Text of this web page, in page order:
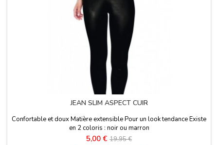
JEAN SLIM ASPECT CUIR
Confortable et doux Matière extensible Pour un look tendance Existe
en 2 coloris : noir ou marron
Prix
5,00 € Prix
19,95 €